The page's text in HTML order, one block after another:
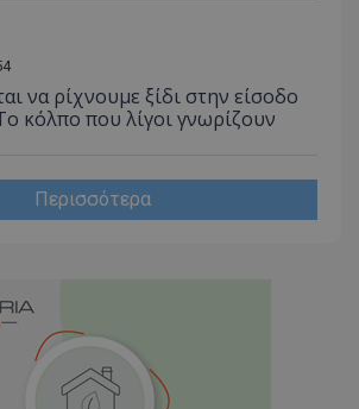
να ρίχνουμε ξίδι στην είσοδο
κόλπο που λίγοι γνωρίζουν
Περισσότερα